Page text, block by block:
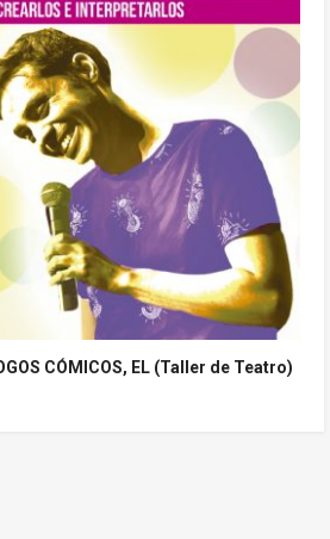
CÓMICOS, EL (Taller de Teatro)